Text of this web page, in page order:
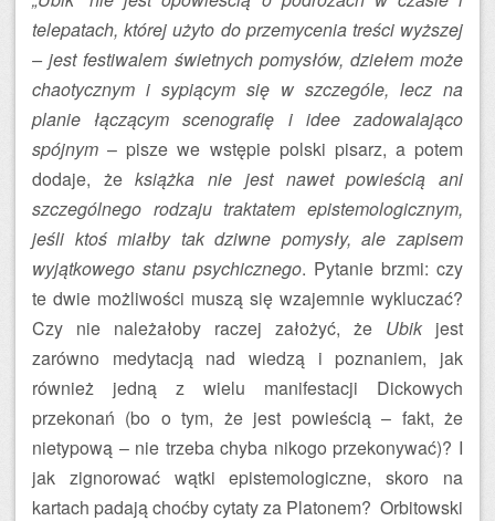
telepatach, której użyto do przemycenia treści wyższej
– jest festiwalem świetnych pomysłów, dziełem może
chaotycznym i sypiącym się w szczególe, lecz na
planie łączącym scenografię i idee zadowalająco
spójnym – pisze we wstępie polski pisarz, a potem
dodaje, żeksiążka nie jest nawet powieścią ani
szczególnego rodzaju traktatem epistemologicznym,
jeśli ktoś miałby tak dziwne pomysły, ale zapisem
wyjątkowego stanu psychicznego. Pytanie brzmi: czy
te dwie możliwości muszą się wzajemnie wykluczać?
Czy nie należałoby raczej założyć, że Ubik jest
zarówno medytacją nad wiedzą i poznaniem, jak
również jedną z wielu manifestacji Dickowych
przekonań (bo o tym, że jest powieścią – fakt, że
nietypową – nie trzeba chyba nikogo przekonywać)? I
jak zignorować wątki epistemologiczne, skoro na
kartach padają choćby cytaty za Platonem? Orbitowski